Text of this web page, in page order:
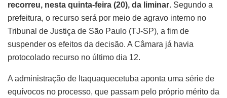
recorreu, nesta quinta-feira (20), da liminar. Segundo a
prefeitura, o recurso será por meio de agravo interno no
Tribunal de Justiça de São Paulo (TJ-SP), a fim de
suspender os efeitos da decisão. A Câmara já havia
protocolado recurso no último dia 12.
A administração de Itaquaquecetuba aponta uma série de
equívocos no processo, que passam pelo próprio mérito da